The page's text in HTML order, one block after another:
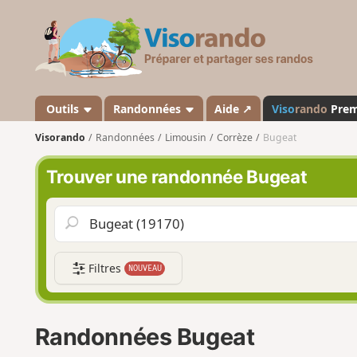
s
a
n
o
Outils Randonnées Aide ↗ Visorando
Visorando Randonnées Limousin Corrèze Bugeat
Trouver une randonnée Bugeat
Filtres NOUVEAU
Randonnées Bugeat